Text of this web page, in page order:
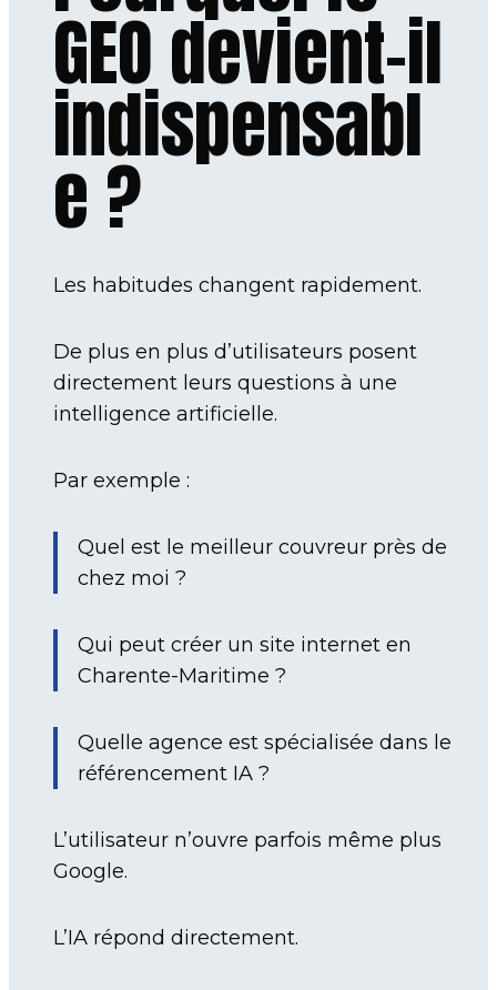
GEO devient-il
indispensabl
e ?
Les habitudes changent rapidement.
De plus en plus d’utilisateurs posent
directement leurs questions à une
intelligence artificielle.
Par exemple :
Quel est le meilleur couvreur près de
chez moi ?
Qui peut créer un site internet en
Charente-Maritime ?
Quelle agence est spécialisée dans le
référencement IA ?
L’utilisateur n’ouvre parfois même plus
Google.
L’IA répond directement.